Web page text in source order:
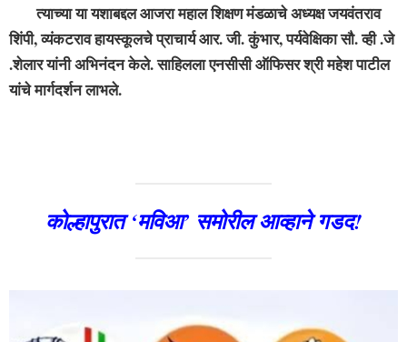
त्याच्या या यशाबद्दल आजरा महाल शिक्षण मंडळाचे अध्यक्ष जयवंतराव
शिंपी, व्यंकटराव हायस्कूलचे प्राचार्य आर. जी. कुंभार, पर्यवेक्षिका सौ. व्ही .जे
.शेलार यांनी अभिनंदन केले. साहिलला एनसीसी ऑफिसर श्री महेश पाटील
यांचे मार्गदर्शन लाभले.
कोल्हापुरात ‘मविआ’ समोरील आव्हाने गडद!